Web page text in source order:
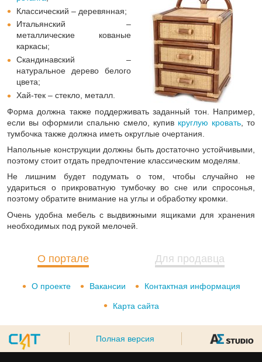
Классический – деревянная;
Итальянский –
металлические кованые
каркасы;
Скандинавский –
натуральное дерево белого
цвета;
Хай-тек – стекло, металл.
Форма должна также поддерживать заданный тон. Например,
если вы оформили спальню смело, купив круглую кровать , то
тумбочка также должна иметь округлые очертания.
Напольные конструкции должны быть достаточно устойчивыми,
поэтому стоит отдать предпочтение классическим моделям.
Не лишним будет подумать о том, чтобы случайно не
удариться о прикроватную тумбочку во сне или спросонья,
поэтому обратите внимание на углы и обработку кромки.
Очень удобна мебель с выдвижными ящиками для хранения
необходимых под рукой мелочей.
О портале Для продавца
О проекте Вакансии Контактная информация
Карта сайта
Полная версия